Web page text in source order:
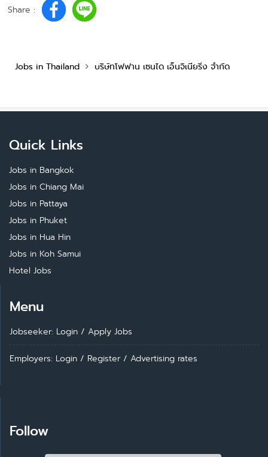
Share :
Jobs in Thailand บริษัทโฟฟาน เซนได เอ็นจิเนียริ่ง จำกัด
Quick Links
Jobs in Bangkok
Jobs in Chiang Mai
Jobs in Pattaya
Jobs in Phuket
Jobs in Hua Hin
Jobs in Koh Samui
Hotel Jobs
Menu
Jobseeker: Login / Apply Jobs
Employers: Login / Register / Advertising rates
Follow